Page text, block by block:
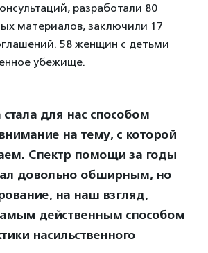
разработали 80
материалов, заключили 17
58 женщин с детьми
убежище.
стала для нас способом
на тему, с которой
Спектр помощи за годы
довольно обширным, но
на наш взгляд,
действенным способом
насильственного